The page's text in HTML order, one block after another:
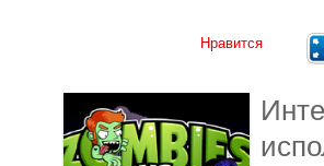
Нравится